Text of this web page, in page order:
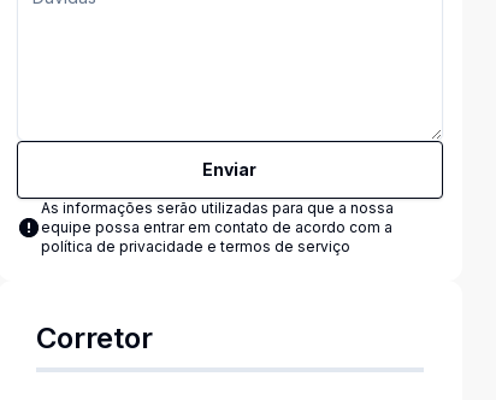
Enviar
As informações serão utilizadas para que a nossa
equipe possa entrar em contato de acordo com a
política de privacidade e termos de serviço
Corretor